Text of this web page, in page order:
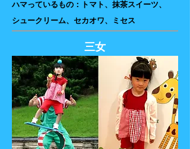
ハマっているもの：トマト、抹茶スイーツ、
シュークリーム、セカオワ、ミセス
三女